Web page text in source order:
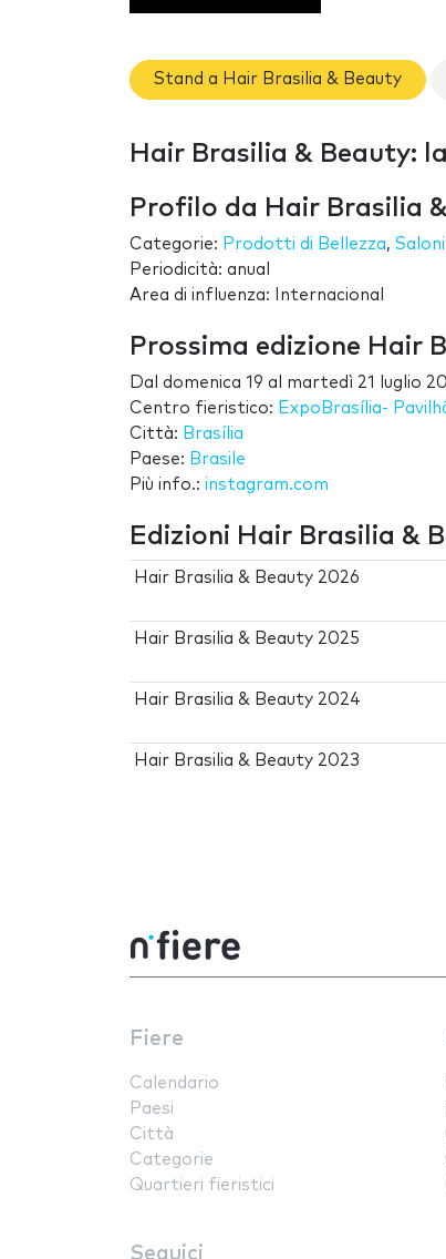
Stand a Hair Brasilia & Beauty
Hair Brasilia & Beauty:
Profilo da Hair Brasilia
Categorie: Prodotti di Bellezza,
Periodicità: anual
Area di influenza: Internacional
Prossima edizione Hair
Dal domenica 19 al martedì 21 luglio
Centro fieristico: ExpoBrasília-
Città: Brasília
Paese: Brasile
Più info.: instagram.com
Edizioni Hair Brasilia &
Hair Brasilia & Beauty 2026
Hair Brasilia & Beauty 2025
Hair Brasilia & Beauty 2024
Hair Brasilia & Beauty 2023
Fiere
Calendario
Paesi
Città
Categorie
Quartieri fieristici
Seguici